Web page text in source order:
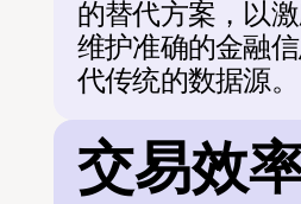
的替代方案，以
维护准确的金融
代传统的数据源。
交易效